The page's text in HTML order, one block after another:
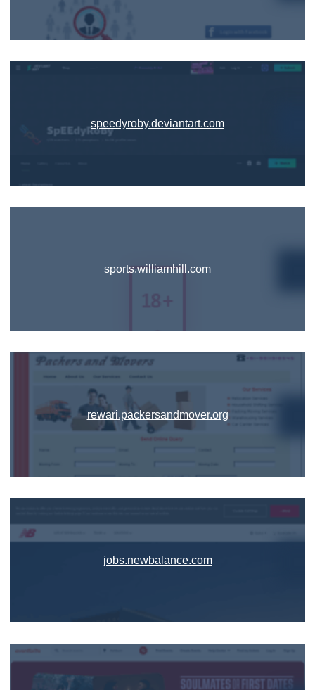
speedyroby.deviantart.com
sports.williamhill.com
rewari.packersandmover.org
jobs.newbalance.com